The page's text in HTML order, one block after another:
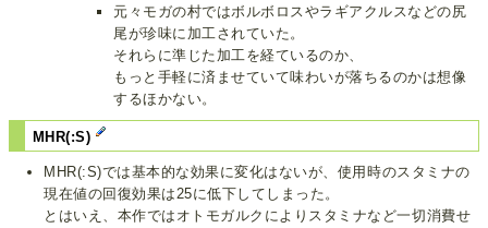
元々モガの村ではボルボロスやラギアクルスなどの尻
尾が珍味に加工されていた。
それらに準じた加工を経ているのか、
もっと手軽に済ませていて味わいが落ちるのかは想像
するほかない。
MHR(:S)
MHR(:S)では基本的な効果に変化はないが、使用時のスタミナの
現在値の回復効果は25に低下してしまった。
とはいえ、本作ではオトモガルクによりスタミナなど一切消費せ